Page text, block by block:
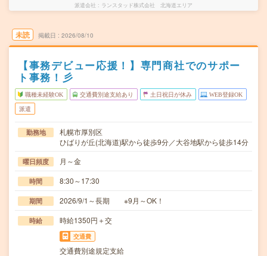
派遣会社 ランスタッド株式会社 北海道エリア
未読 掲載日 2026/08/10
【事務デビュー応援！】専門商社でのサポー
ト事務！彡
職種未経験OK 交通費別途支給あり 土日祝日が休み WEB登録OK
派遣
勤務地
札幌市厚別区
ひばりが丘(北海道)駅から徒歩9分／大谷地駅から徒歩14分
曜日頻度 月～金
時間 8:30～17:30
期間 2026/9/1～長期 ※9月～OK！
時給 時給1350円＋交
交通費
交通費別途規定支給